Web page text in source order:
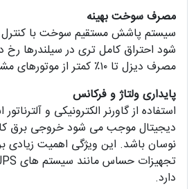
مصرف سوخت بهینه
سیستم پاشش مستقیم سوخت با کنترل
شود احتراق کامل تری در سیلندرها رخ
مصرف دیزل تا ۱۰٪ کمتر از موتورهای مشابه باشد.
پایداری ولتاژ و فرکانس
دیجیتال موجب می شود خروجی برق
نوسان باشد. این ویژگی اهمیت زیادی
دارد.